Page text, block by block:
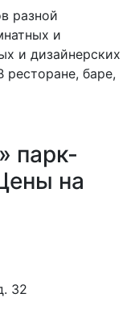
разной
и
и дизайнерских
ресторане, баре,
парк-
на
32